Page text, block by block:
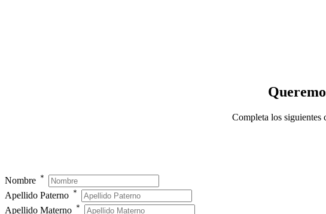
Completa los siguientes
Nombre ＊
Apellido Paterno ＊
Apellido Materno ＊